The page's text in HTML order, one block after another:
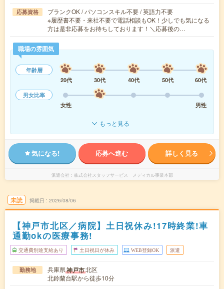
応募資格
ブランクOK / パソコンスキル不要 / 英語力不要
※履歴書不要・来社不要で電話相談もOK！少しでも気になる
方は是非応募をお待ちしております！＼応募後の…
職場の雰囲気
年齢層
20代
30代 40代 50代
60代
男女比率
女性
男性
もっと見る
気になる! 応募へ進む 詳しく見る
派遣会社 株式会社スタッフサービス メディカル事業本部
未読 掲載日 2026/08/06
【神戸市北区／病院】土日祝休み!17時終業!車
通勤okの医療事務!
交通費別途支給あり 土日祝日が休み WEB登録OK 派遣
勤務地 兵庫県神戸市北区
北鈴蘭台駅から徒歩10分